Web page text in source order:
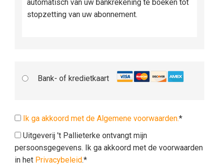
automatisch van uw bankrekening te boeken tot
stopzetting van uw abonnement.
Bank- of kredietkaart
Ik ga akkoord met de Algemene voorwaarden.*
Uitgeverij 't Pallieterke ontvangt mijn
persoonsgegevens. Ik ga akkoord met de voorwaarden
in het Privacybeleid.*